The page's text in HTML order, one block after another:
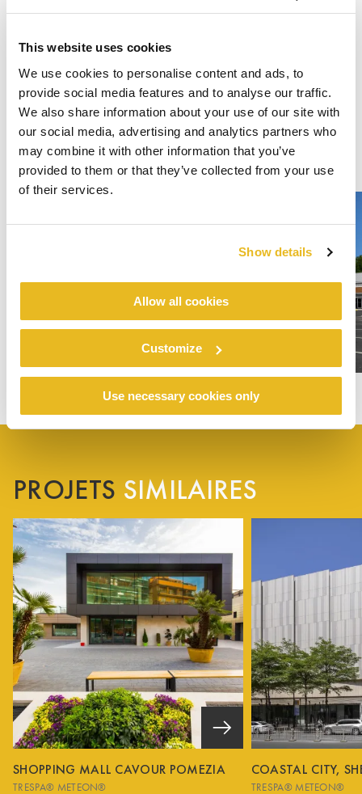
This website uses cookies
We use cookies to personalise content and ads, to
provide social media features and to analyse our traffic.
We also share information about your use of our site with
our social media, advertising and analytics partners who
may combine it with other information that you’ve
provided to them or that they’ve collected from your use
of their services.
Show details
Allow all cookies
Customize
Use necessary cookies only
PROJETS SIMILAIRES
SHOPPING MALL CAVOUR POMEZIA
TRESPA® METEON®
COASTAL CITY,
TRESPA® METEON®